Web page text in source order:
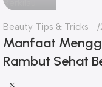
Beauty Tips & Tricks
Manfaat
Rambut Sehat